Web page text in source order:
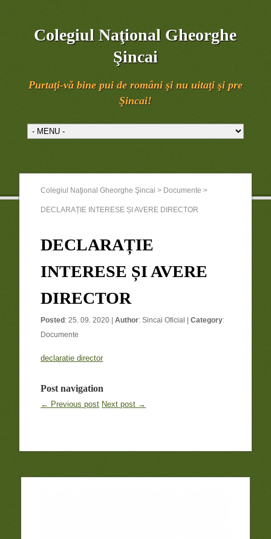
Colegiul Naţional Gheorghe
Şincai
Purtaţi-vă bine pui de români şi nu uitaţi şi pre
Şincai!
Colegiul Naţional Gheorghe Şincai > Documente >
DECLARAȚIE INTERESE ȘI AVERE DIRECTOR
DECLARAȚIE
INTERESE ȘI AVERE
DIRECTOR
Posted : 25. 09. 2020 |Author:Sincai Oficial |Category:
Documente
declaratie director
Post navigation
← Previous post Next post →